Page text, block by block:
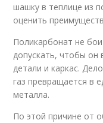
шашку в теплице из
оценить
Поликарбонат не
допускать, чтобы он
детали и каркас.
газ превращается в
металла.
По этой причине от